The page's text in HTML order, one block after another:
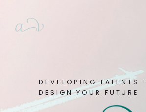
DEVELOPING TALENTS -
DESIGN YOUR FUTURE